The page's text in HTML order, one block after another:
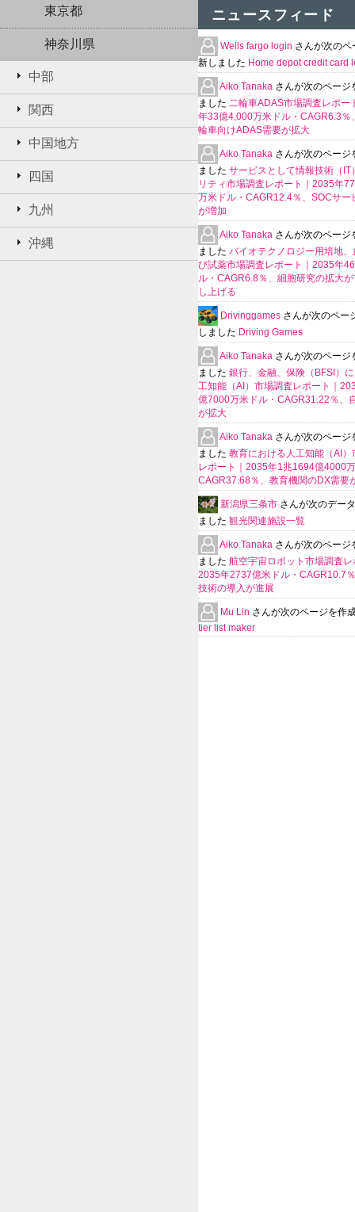
東京都
神奈川県
中部
関西
中国地方
四国
九州
沖縄
ニュースフィード
Wells fargo login さんが次のペ
新しました Home depot credit card
Aiko Tanaka さんが次のページ
ました 二輪車ADAS市場調査レポー
年33億4,000万米ドル・CAGR6.3％
輪車向けADAS需要が拡大
Aiko Tanaka さんが次のページ
ました サービスとして情報技術（IT
リティ市場調査レポート｜2035年
万米ドル・CAGR12.4％、SOCサー
が増加
Aiko Tanaka さんが次のページ
ました バイオテクノロジー用培地、
び試薬市場調査レポート｜2035年
ル・CAGR6.8％、細胞研究の拡大
し上げる
Drivinggames さんが次のペー
しました Driving Games
Aiko Tanaka さんが次のページ
ました 銀行、金融、保険（BFSI）
工知能（AI）市場調査レポート｜
億7000万米ドル・CAGR31.22％、
が拡大
Aiko Tanaka さんが次のページ
ました 教育における人工知能（AI）
レポート｜2035年1兆1694億4000
CAGR37.68％、教育機関のDX需要
新潟県三条市 さんが次のデー
ました 観光関連施設一覧
Aiko Tanaka さんが次のページ
ました 航空宇宙ロボット市場調査レ
2035年2737億米ドル・CAGR10.7
技術の導入が進展
Mu Lin さんが次のページを作
tier list maker